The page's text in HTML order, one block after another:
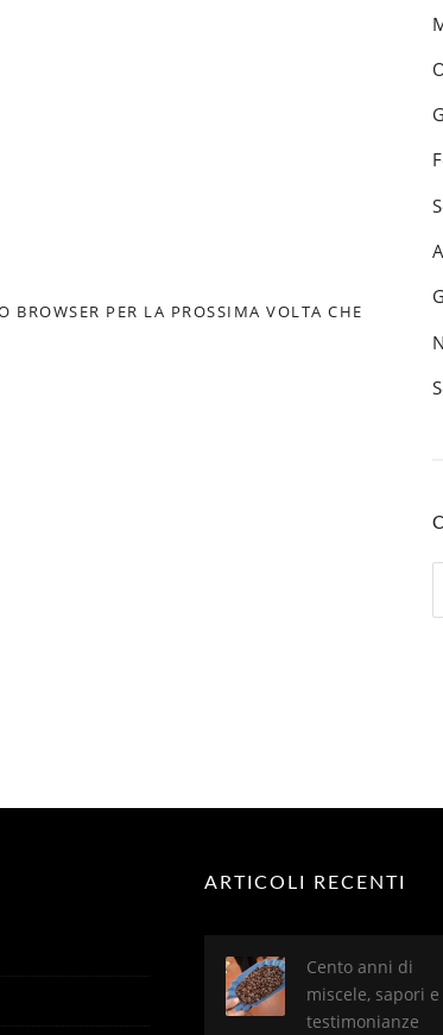
PER LA PROSSIMA VOLTA CHE
ARTICOLI RECENTI
Cento anni di
miscele, sapori e
testimonianze